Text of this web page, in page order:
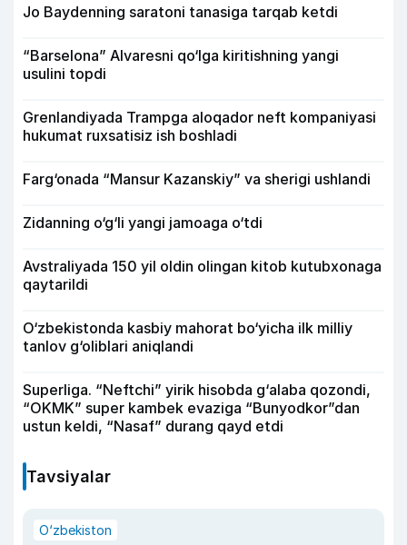
Jo Baydenning saratoni tanasiga tarqab ketdi
“Barselona” Alvaresni qo‘lga kiritishning yangi
usulini topdi
Grenlandiyada Trampga aloqador neft kompaniyasi
hukumat ruxsatisiz ish boshladi
Farg‘onada “Mansur Kazanskiy” va sherigi ushlandi
Zidanning o‘g‘li yangi jamoaga o‘tdi
Avstraliyada 150 yil oldin olingan kitob kutubxonaga
qaytarildi
O‘zbekistonda kasbiy mahorat bo‘yicha ilk milliy
tanlov g‘oliblari aniqlandi
Superliga. “Neftchi” yirik hisobda g‘alaba qozondi,
“OKMK” super kambek evaziga “Bunyodkor”dan
ustun keldi, “Nasaf” durang qayd etdi
Tavsiyalar
O‘zbekiston